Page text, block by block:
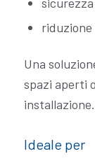
riduzione
Una
spazi aperti
installazione.
Ideale per